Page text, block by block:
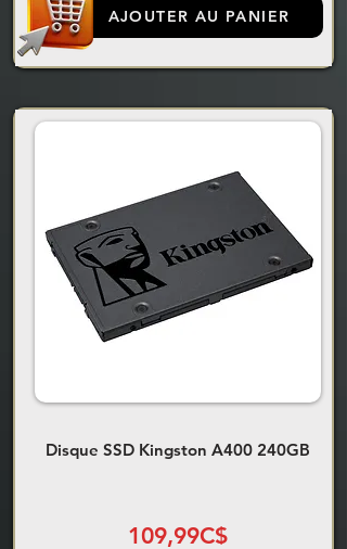
AJOUTER AU PANIER
Disque SSD Kingston A400 240GB
109,99C$